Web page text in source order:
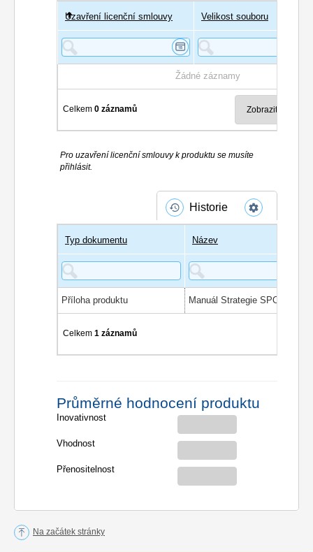
Uživatel
Uzavření licenční smlouvy Velikost souboru
Žádné záznamy
Celkem0 záznamů
Pro uzavření licenční smlouvy k produktu se musíte
přihlásit.
Historie
Typ dokumentu Název
Příloha produktu
Celkem1 záznamů
Průměrné hodnocení produktu
Inovativnost
Vhodnost
Přenositelnost
Na začátek stránky